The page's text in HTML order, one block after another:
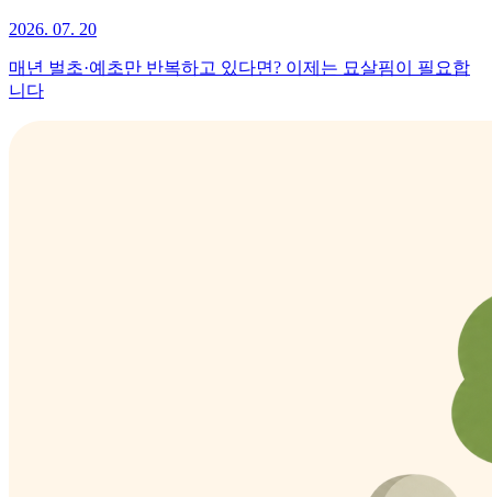
2026. 07. 20
매년 벌초·예초만 반복하고 있다면? 이제는 묘살핌이 필요합
니다